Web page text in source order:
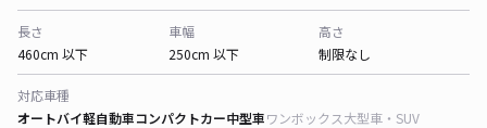
長さ
460cm 以下
車幅
250cm 以下
高さ
制限なし
対応車種
オートバイ軽自動車コンパクトカー中型車ワンボックス大型車・SUV